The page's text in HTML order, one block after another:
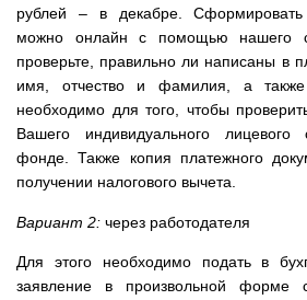
рублей – в декабре.
можно онлайн с помощью нашего
проверьте, правильно ли написаны в
имя, отчество и фамилия, а
необходимо для того, чтобы
Вашего индивидуального
фонде. Также копия платежного
получении налогового вычета.
Вариант 2: через работодателя
Для этого необходимо подать в
заявление в произвольной форме